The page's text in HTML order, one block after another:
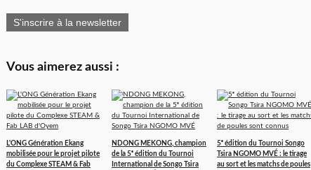
S'inscrire à la newsletter
Vous aimerez aussi :
L'ONG Génération Ekang
mobilisée pour le projet pilote
du Complexe STEAM & Fab
NDONG MEKONG, champion
de la 5ᵉ édition du Tournoi
International de Songo Tsira
5ᵉ édition du Tournoi Songo
Tsira NGOMO MVÉ : le tirage
au sort et les matchs de poules